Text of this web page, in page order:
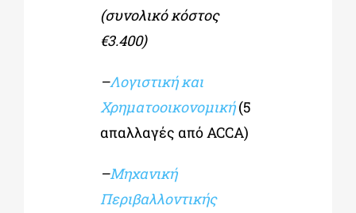
(συνολικό κόστος
€3.400)
–Λογιστική και
Χρηματοοικονομική (5
απαλλαγές από ACCA)
–Μηχανική
Περιβαλλοντικής